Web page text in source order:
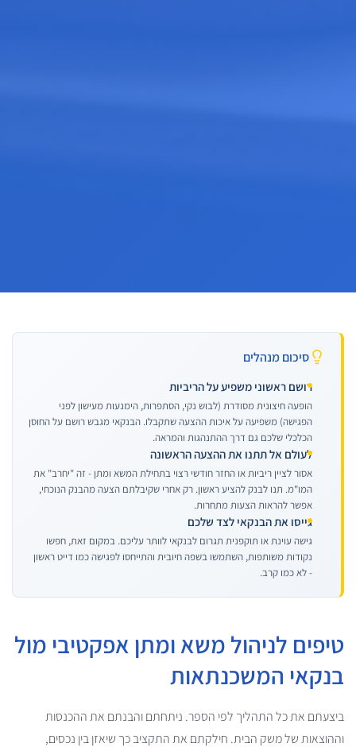
סיכום מנהלים
רושם ראשוני משפיע על הריביות
הופעה חיצונית מסודרת (לבוש נקי, הסתפרות, הימנעות מעישון לפני
הפגישה) משפיעה על איכות ההצעה שתקבלו. הבנקאי מגבש רושם על החוסן
הכלכלי שלכם גם דרך ההתנהגות והמראה.
לעולם אל תתנו את ההצעה הראשונה
אסור לציין ריביות או החזר חודשי רצוי בתחילת המשא ומתן - זה "יחרב" את
המו"מ. תנו לבנק להציע ראשון. רק אחרי שקיבלתם הצעה מהבנק הנוכחי,
אפשר להראות הצעות מתחרות.
גייסו את הבנקאי לצד שלכם
גישה עוינת או תוקפנית תגרום לבנקאי לוותר עליכם. במקום זאת, חפשו
נקודות משותפות, השתמשו בשפה חיובית והתייחסו לפגישה כמו דייט ראשון
- לא כמו קרב.
טיפים לניהול משא ומתן אפקטיבי מול
בנקאי המשכנתאות
ביצעתם את כל התהליך לפי הספר. ניתחתם והבנתם את ההכנסות
וההוצאות של משק הבית. חילקתם את התקציב כך שיאזן בין נכסים,